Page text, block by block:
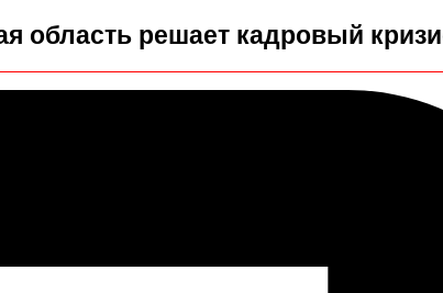
область решает кадровый